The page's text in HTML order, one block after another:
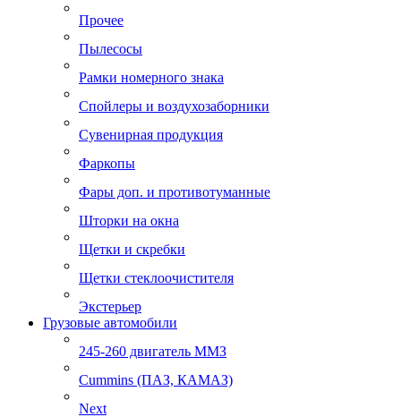
Прочее
Пылесосы
Рамки номерного знака
Спойлеры и воздухозаборники
Сувенирная продукция
Фаркопы
Фары доп. и противотуманные
Шторки на окна
Щетки и скребки
Щетки стеклоочистителя
Экстерьер
Грузовые автомобили
245-260 двигатель ММЗ
Cummins (ПАЗ, КАМАЗ)
Next